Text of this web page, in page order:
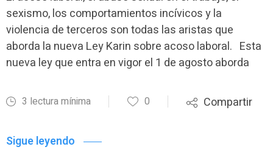
sexismo, los comportamientos incívicos y la
violencia de terceros son todas las aristas que
aborda la nueva Ley Karin sobre acoso laboral. Esta
nueva ley que entra en vigor el 1 de agosto aborda
3 lectura mínima 0 Compartir
Sigue leyendo